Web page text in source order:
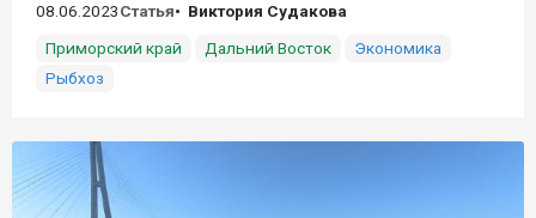
08.06.2023Статья
Виктория Судакова
Приморский край
Дальний Восток
Экономика
Рыбхоз